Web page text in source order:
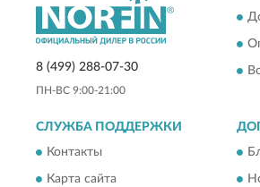
8 (499) 288-07-30
ПН-ВС 9:00-21:00
СЛУЖБА ПОДДЕРЖКИ
Контакты
Карта сайта